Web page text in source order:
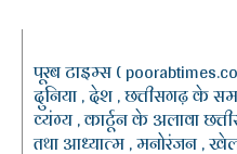
पूरब टाइम्स (
दुनिया , देश , छत्तीसगढ़ के
व्यंग्य , कार्टून के अलावा
तथा आध्यात्म , मनोरंजन ,